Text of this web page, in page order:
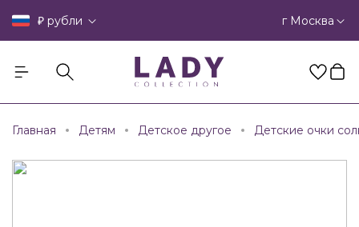
₽ рубли г Москва
Главная Детям Детское другое Детские очки